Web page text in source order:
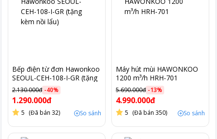
Bếp điện từ đơn Hawonkoo
SEOUL-CEH-108-I-GR (tặng
kèm nồi lẩu)
2.130.000đ -40%
1.290.000đ
5 (Đã bán 32) So sánh
Máy hút mùi HAWONKOO
1200 m³/h HRH-701
5.690.000đ -13%
4.990.000đ
5 (Đã bán 350) So sánh